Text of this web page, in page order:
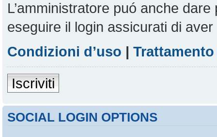
L’amministratore puó anche
eseguire il login assicurati di
Condizioni d’uso |
Iscriviti
SOCIAL LOGIN OPTIONS